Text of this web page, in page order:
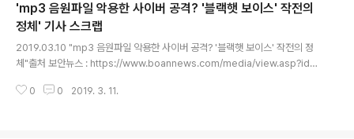
로컬 권한 상승을 일으키는데 win32k.sys 커널 드라이브 내에 존재한다.어뷰
징을 할 경우 공격자들이 보안 샌드박스를 탈출할 수 있게 된다. win32k!MNG
etpltemFromIndex에 있는 널 포인터..
'mp3 음원파일 악용한 사이버 공격? '블랙햇 보이스' 작전의
정체' 기사 스크랩
2019.03.10 "mp3 음원파일 악용한 사이버 공격? '블랙햇 보이스' 작전의 정
체"출처 보안뉴스 : https://www.boannews.com/media/view.asp?idx
싱(Spear Phishing)공격이 감행된 것으로 드러났다. 특정 정부의 후원을 받
0 0 2019. 3. 11.